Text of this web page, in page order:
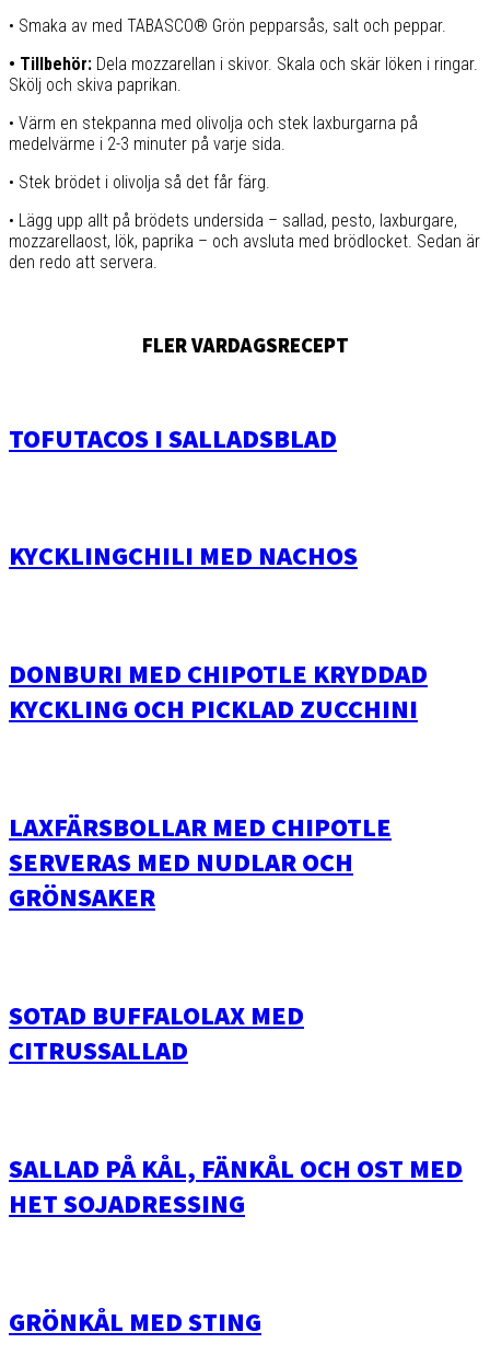
• Smaka av med TABASCO® Grön pepparsås, salt och peppar.
• Tillbehör: Dela mozzarellan i skivor. Skala och skär löken i ringar.
Skölj och skiva paprikan.
• Värm en stekpanna med olivolja och stek laxburgarna på
medelvärme i 2-3 minuter på varje sida.
• Stek brödet i olivolja så det får färg.
• Lägg upp allt på brödets undersida – sallad, pesto, laxburgare,
mozzarellaost, lök, paprika – och avsluta med brödlocket. Sedan är
den redo att servera.
FLER VARDAGSRECEPT
TOFUTACOS I SALLADSBLAD
KYCKLINGCHILI MED NACHOS
DONBURI MED CHIPOTLE KRYDDAD
KYCKLING OCH PICKLAD ZUCCHINI
LAXFÄRSBOLLAR MED CHIPOTLE
SERVERAS MED NUDLAR OCH
GRÖNSAKER
SOTAD BUFFALOLAX MED
CITRUSSALLAD
SALLAD PÅ KÅL, FÄNKÅL OCH OST MED
HET SOJADRESSING
GRÖNKÅL MED STING